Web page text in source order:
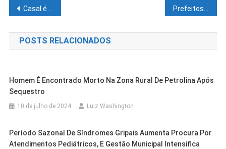
Navegação
de
Post
Casal é assassinado em Juazeiro Prefeitos reiteram que pastor pedia propina em dinheiro e até em ouro para obter verba no MEC
POSTS RELACIONADOS
Homem É Encontrado Morto Na Zona Rural De Petrolina Após
Sequestro
10 de julho de 2024 Luiz Washington
Período Sazonal De Síndromes Gripais Aumenta Procura Por
Atendimentos Pediátricos, E Gestão Municipal Intensifica